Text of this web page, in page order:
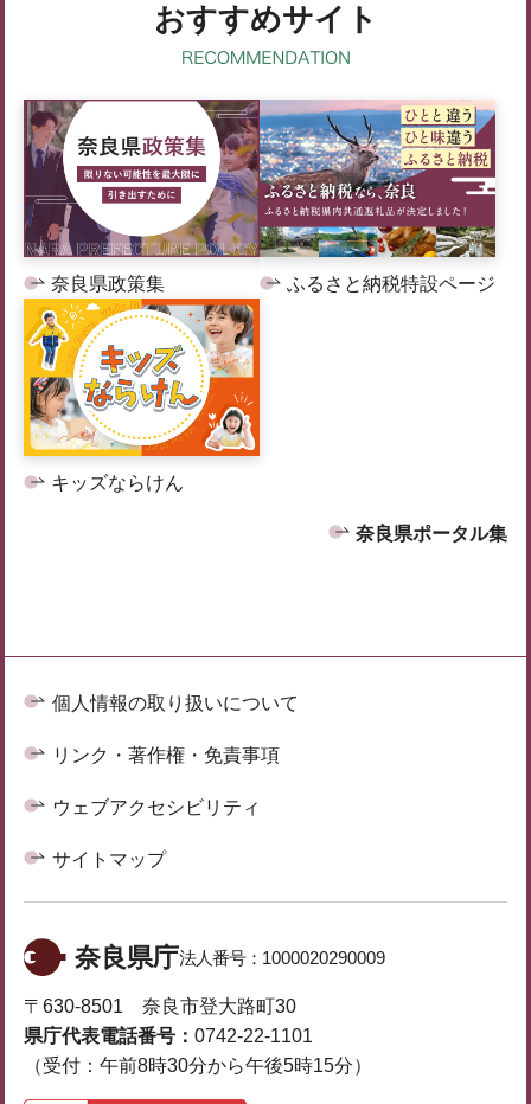
おすすめサイト
奈良県政策集 ふるさと納税特設ページ
キッズならけん
奈良県ポータル集
個人情報の取り扱いについて
リンク・著作権・免責事項
ウェブアクセシビリティ
サイトマップ
奈良県庁法人番号： 1000020290009
〒630-8501 奈良市登大路町30
県庁代表電話番号： 0742-22-1101
（受付：午前8時30分から午後5時15分）